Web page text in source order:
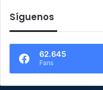
Síguenos
62.645
Fans